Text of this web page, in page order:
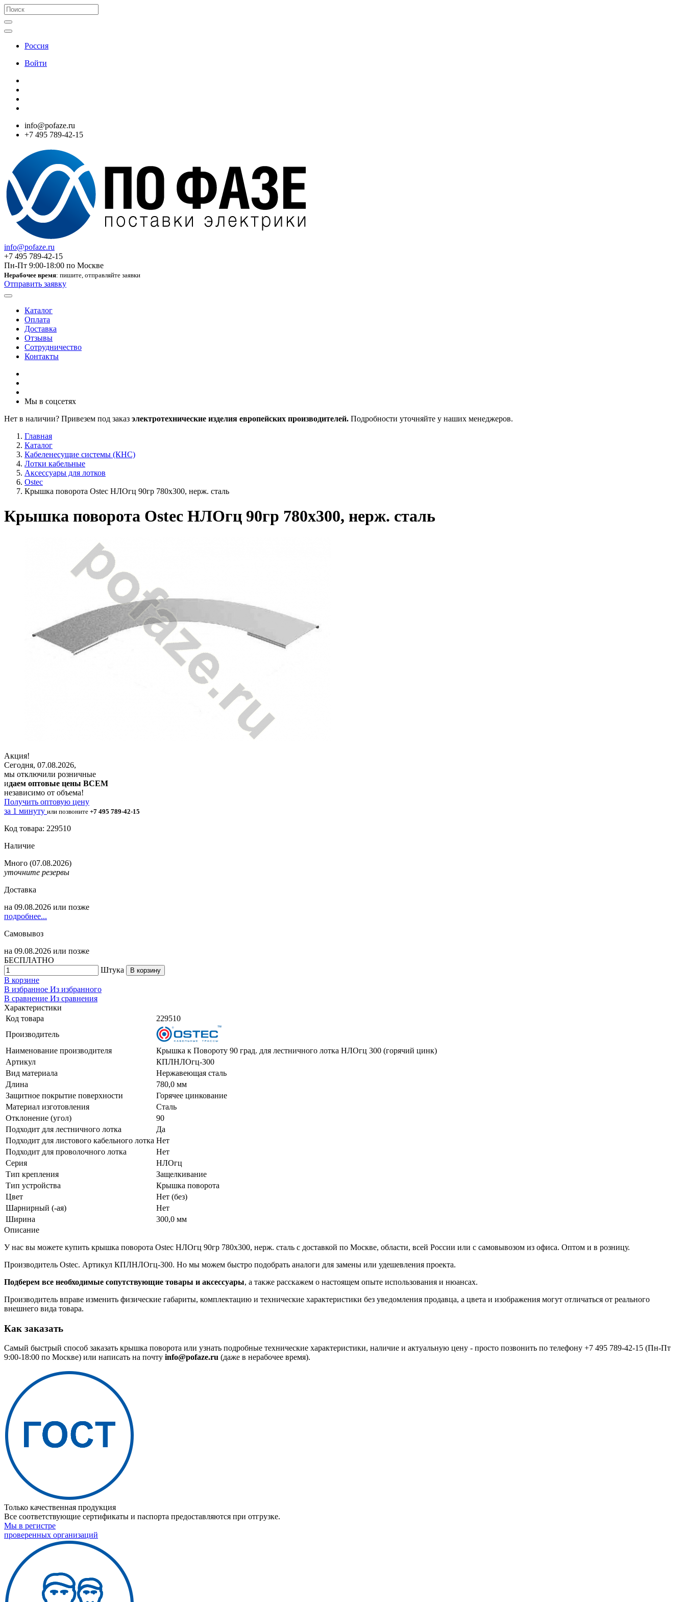
Россия
Войти
info@pofaze.ru
+7 495 789-42-15
info@pofaze.ru
+7 495 789-42-15
Пн-Пт 9:00-18:00 по Москве
Нерабочее время: пишите, отправляйте заявки
Отправить заявку
Каталог
Оплата
Доставка
Отзывы
Сотрудничество
Контакты
Мы в соцсетях
Нет в наличии? Привезем под заказ электротехнические изделия европейских производителей. Подробности уточняйте у наших менеджеров.
Главная
Каталог
Кабеленесущие системы (КНС)
Лотки кабельные
Аксессуары для лотков
Ostec
Крышка поворота Ostec НЛОгц 90гр 780х300, нерж. сталь
Крышка поворота Ostec НЛОгц 90гр 780х300, нерж. сталь
Акция!
Сегодня, 07.08.2026,
мы отключили розничные
идаем оптовые цены ВСЕМ
независимо от объема!
Получить оптовую цену
за 1 минуту или позвоните +7 495 789-42-15
Код товара: 229510
Наличие
Много (07.08.2026)
уточните резервы
Доставка
на 09.08.2026 или позже
подробнее...
Самовывоз
на 09.08.2026 или позже
БЕСПЛАТНО
Штука
В корзину
В корзине
В избранное Из избранного
В сравнение Из сравнения
Характеристики
Код товара
229510
Производитель
Наименование производителя
Крышка к Повороту 90 град. для лестничного лотка НЛОгц 300 (горячий цинк)
Артикул
КПЛНЛОгц-300
Вид материала
Нержавеющая сталь
Длина
780,0 мм
Защитное покрытие поверхности
Горячее цинкование
Материал изготовления
Сталь
Отклонение (угол)
90
Подходит для лестничного лотка
Да
Подходит для листового кабельного лотка Нет
Подходит для проволочного лотка
Нет
Серия
НЛОгц
Тип крепления
Защелкивание
Тип устройства
Крышка поворота
Цвет
Нет (без)
Шарнирный (-ая)
Нет
Ширина
300,0 мм
Описание
У нас вы можете купить крышка поворота Ostec НЛОгц 90гр 780х300, нерж. сталь с доставкой по Москве, области, всей России или с самовывозом из офиса. Оптом и в розницу.
Производитель Ostec. Артикул КПЛНЛОгц-300. Но мы можем быстро подобрать аналоги для замены или удешевления проекта.
Подберем все необходимые сопутствующие товары и аксессуары, а также расскажем о настоящем опыте использования и нюансах.
Производитель вправе изменить физические габариты, комплектацию и технические характеристики без уведомления продавца, а цвета и изображения могут отличаться от реального
внешнего вида товара.
Как заказать
Самый быстрый способ заказать крышка поворота или узнать подробные технические характеристики, наличие и актуальную цену - просто позвонить по телефону +7 495 789-42-15 (Пн-Пт
9:00-18:00 по Москве) или написать на почту info@pofaze.ru (даже в нерабочее время).
Только качественная продукция
Все соответствующие сертификаты и паспорта предоставляются при отгрузке.
Мы в регистре
проверенных организаций